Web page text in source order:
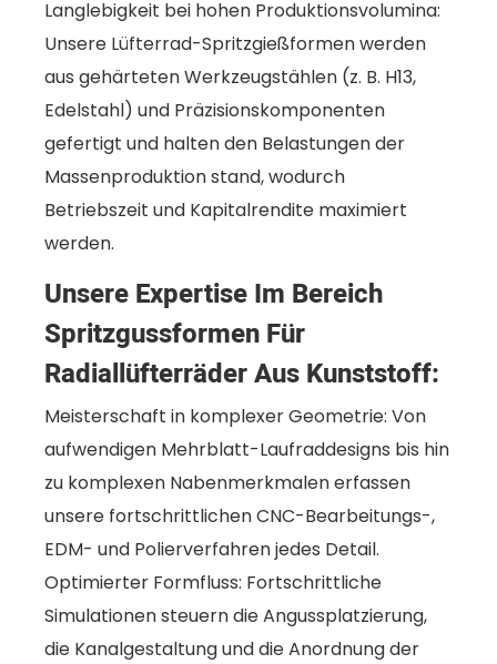
Langlebigkeit bei hohen Produktionsvolumina:
Unsere Lüfterrad-Spritzgießformen werden
aus gehärteten Werkzeugstählen (z. B. H13,
Edelstahl) und Präzisionskomponenten
gefertigt und halten den Belastungen der
Massenproduktion stand, wodurch
Betriebszeit und Kapitalrendite maximiert
werden.
Unsere Expertise Im Bereich
Spritzgussformen Für
Radiallüfterräder Aus Kunststoff:
Meisterschaft in komplexer Geometrie: Von
aufwendigen Mehrblatt-Laufraddesigns bis hin
zu komplexen Nabenmerkmalen erfassen
unsere fortschrittlichen CNC-Bearbeitungs-,
EDM- und Polierverfahren jedes Detail.
Optimierter Formfluss: Fortschrittliche
Simulationen steuern die Angussplatzierung,
die Kanalgestaltung und die Anordnung der